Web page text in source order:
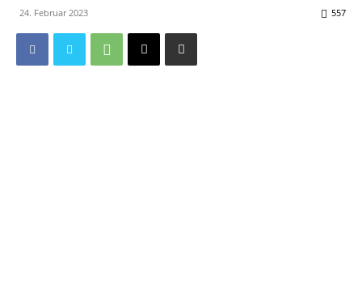
24. Februar 2023 557